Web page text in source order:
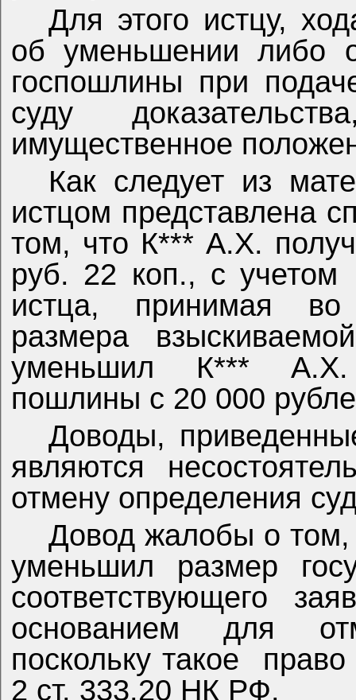
Для этого истцу,
об уменьшении либо
госпошлины при
суду
имущественное
Как следует из
истцом представлена
том, что К*** А.Х.
руб. 22 коп., с учетом
истца, принимая во
размера
уменьшил К*** А.Х.
пошлины с 20 000
Доводы,
являются
отмену определения
Довод жалобы о том,
уменьшил размер
соответствующего
основанием для
поскольку такое
право
2 ст. 333.20 НК РФ.